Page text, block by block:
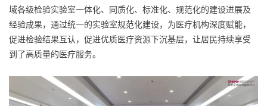
域各级检验实验室一体化、同质化、标准化、规范化的建设进展及
经验成果，通过统一的实验室规范化建设，为医疗机构深度赋能，
促进检验结果互认，促进优质医疗资源下沉基层，让居民持续享受
到了高质量的医疗服务。